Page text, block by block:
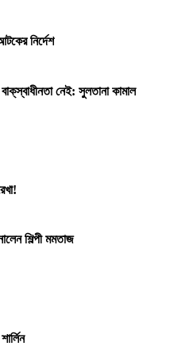
নির্দেশ
নেই: সুলতানা কামাল
শিল্পী মমতাজ